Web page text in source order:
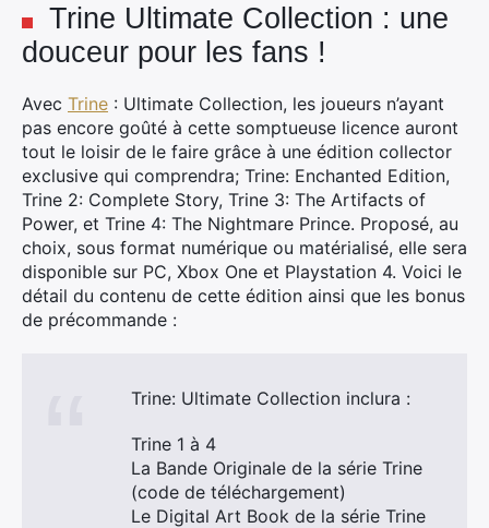
Trine Ultimate Collection : une
douceur pour les fans !
Avec Trine : Ultimate Collection, les joueurs n’ayant
pas encore goûté à cette somptueuse licence auront
tout le loisir de le faire grâce à une édition collector
exclusive qui comprendra; Trine: Enchanted Edition,
Trine 2: Complete Story, Trine 3: The Artifacts of
Power, et Trine 4: The Nightmare Prince. Proposé, au
choix, sous format numérique ou matérialisé, elle sera
disponible sur PC, Xbox One et Playstation 4. Voici le
détail du contenu de cette édition ainsi que les bonus
de précommande :
Trine: Ultimate Collection inclura :
Trine 1 à 4
La Bande Originale de la série Trine
(code de téléchargement)
Le Digital Art Book de la série Trine